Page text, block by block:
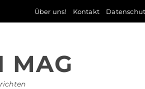
Über uns! Kontakt
MAG